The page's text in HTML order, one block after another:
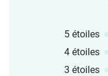
5 étoiles
4 étoiles
3 étoiles